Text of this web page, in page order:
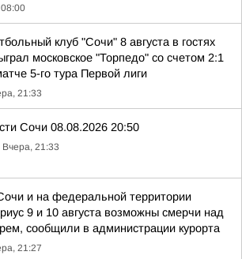
08:00
клуб "Сочи" 8 августа в гостях
московское "Торпедо" со счетом 2:1
5-го тура Первой лиги
21:33
Сочи 08.08.2026 20:50
Вчера, 21:33
и на федеральной территории
9 и 10 августа возможны смерчи над
сообщили в администрации курорта
21:27